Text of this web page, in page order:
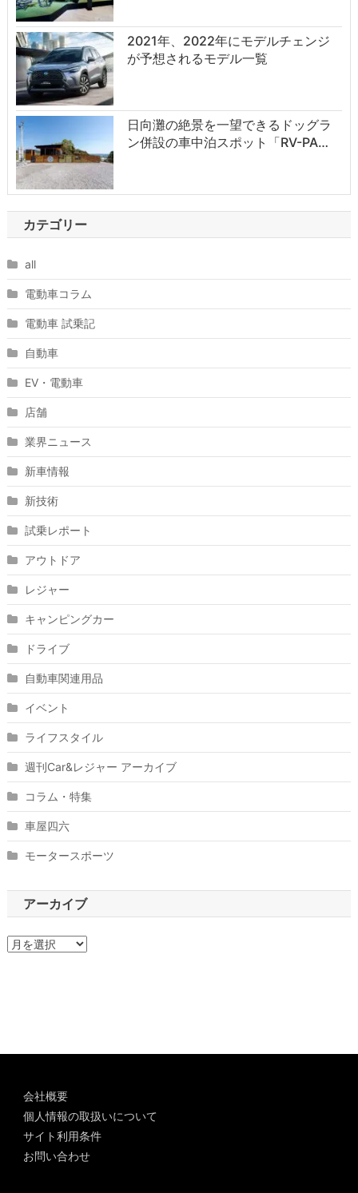
2021年、2022年にモデルチェンジ
が予想されるモデル一覧
日向灘の絶景を一望できるドッグラ
ン併設の車中泊スポット「RV-PA…
カテゴリー
all
電動車コラム
電動車 試乗記
自動車
EV・電動車
店舗
業界ニュース
新車情報
新技術
試乗レポート
アウトドア
レジャー
キャンピングカー
ドライブ
自動車関連用品
イベント
ライフスタイル
週刊Car&レジャー アーカイブ
コラム・特集
車屋四六
モータースポーツ
アーカイブ
ア
会社概要
個人情報の取扱いについて
サイト利用条件
お問い合わせ